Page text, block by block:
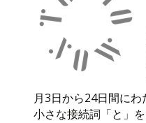
月3日から24日間に
小さな接続詞「と」